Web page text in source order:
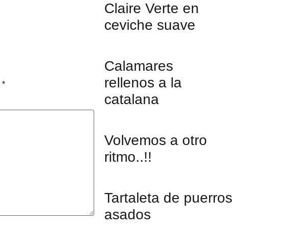
*
Claire Verte en
ceviche suave
Calamares
rellenos a la
catalana
Volvemos a otro
ritmo..!!
Tartaleta de puerros
asados